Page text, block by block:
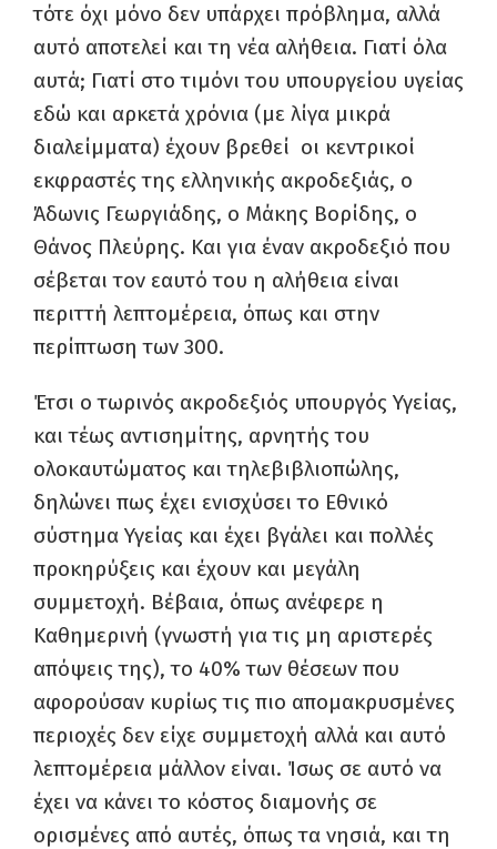
τότε όχι μόνο δεν υπάρχει πρόβλημα, αλλά
αυτό αποτελεί και τη νέα αλήθεια. Γιατί όλα
αυτά; Γιατί στο τιμόνι του υπουργείου υγείας
εδώ και αρκετά χρόνια (με λίγα μικρά
διαλείμματα) έχουν βρεθεί οι κεντρικοί
εκφραστές της ελληνικής ακροδεξιάς, ο
Άδωνις Γεωργιάδης, ο Μάκης Βορίδης, ο
Θάνος Πλεύρης. Και για έναν ακροδεξιό που
σέβεται τον εαυτό του η αλήθεια είναι
περιττή λεπτομέρεια, όπως και στην
περίπτωση των 300.
Έτσι ο τωρινός ακροδεξιός υπουργός Υγείας,
και τέως αντισημίτης, αρνητής του
ολοκαυτώματος και τηλεβιβλιοπώλης,
δηλώνει πως έχει ενισχύσει το Εθνικό
σύστημα Υγείας και έχει βγάλει και πολλές
προκηρύξεις και έχουν και μεγάλη
συμμετοχή. Βέβαια, όπως ανέφερε η
Καθημερινή (γνωστή για τις μη αριστερές
απόψεις της), το 40% των θέσεων που
αφορούσαν κυρίως τις πιο απομακρυσμένες
περιοχές δεν είχε συμμετοχή αλλά και αυτό
λεπτομέρεια μάλλον είναι. Ίσως σε αυτό να
έχει να κάνει το κόστος διαμονής σε
ορισμένες από αυτές, όπως τα νησιά, και τη